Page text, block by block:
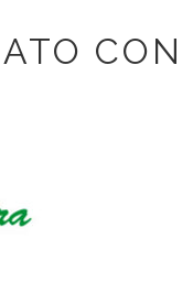
CON